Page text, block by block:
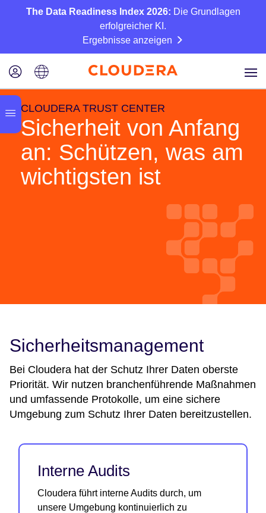
The Data Readiness Index 2026: Die Grundlagen
erfolgreicher KI.
Ergebnisse anzeigen
CLOUDERA TRUST CENTER
Sicherheit von Anfang
an: Schützen, was am
wichtigsten ist
Sicherheitsmanagement
Bei Cloudera hat der Schutz Ihrer Daten oberste
Priorität. Wir nutzen branchenführende Maßnahmen
und umfassende Protokolle, um eine sichere
Umgebung zum Schutz Ihrer Daten bereitzustellen.
Interne Audits
Cloudera führt interne Audits durch, um
unsere Umgebung kontinuierlich zu